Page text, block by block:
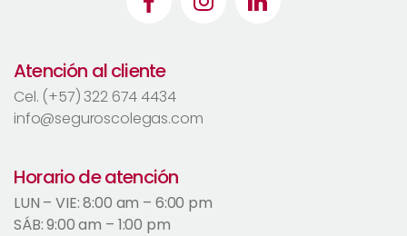
Atención al cliente
Cel. (+57) 322 674 4434
info@seguroscolegas.com
Horario de atención
LUN – VIE: 8:00 am – 6:00 pm
SÁB: 9:00 am – 1:00 pm